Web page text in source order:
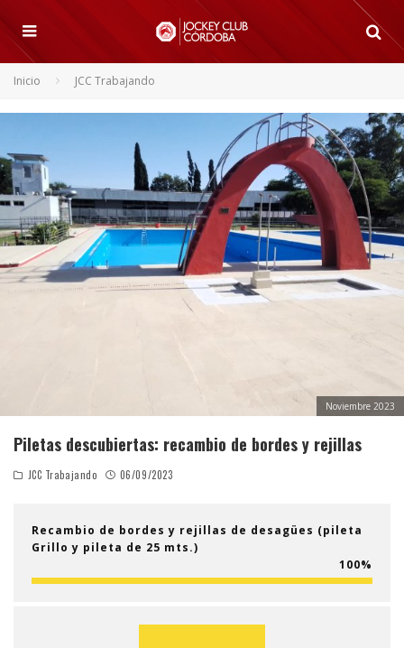
Inicio JCC Trabajando
Noviembre 2023
Piletas descubiertas: recambio de bordes y rejillas
JCC Trabajando 06/09/2023
Recambio de bordes y rejillas de desagües (pileta
Grillo y pileta de 25 mts.)
100